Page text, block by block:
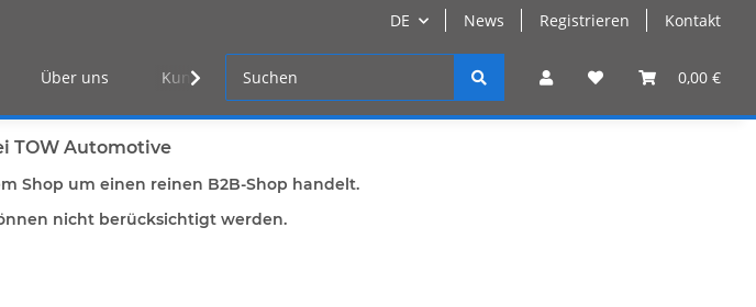
DE News Registrieren Kontakt
0,00 €
Über uns Kunden Log-in
TOW Automotive
Shop um einen reinen B2B-Shop handelt.
nicht berücksichtigt werden.